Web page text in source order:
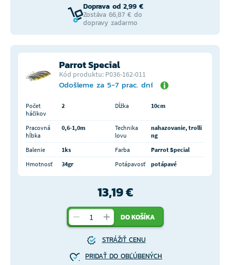
Doprava od 2,99 €
Zostáva 66,87 € do
dopravy zadarmo
Parrot Special
Kód produktu: P036-162-011
Odošleme za 5-7 prac. dní
Počet
háčikov
2 Dĺžka 10cm
Pracovná
hĺbka
0,6-1,0m
Technika
lovu
nahazovanie, trolli
ng
Balenie
1ks Farba
Parrot Special
Hmotnosť
34gr Potápavosť potápavé
13,19 €
DO KOŠÍKA
STRÁŽIŤ CENU
PRIDAŤ DO OBĽÚBENÝCH